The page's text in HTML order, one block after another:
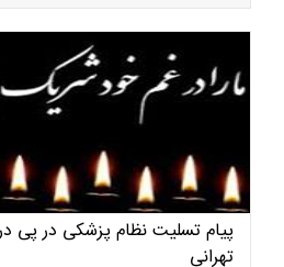
پیام تسلیت نظام پزشکی در پی
تهرانی